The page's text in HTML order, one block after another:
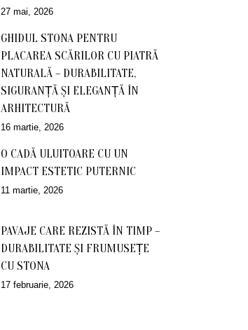
27 mai, 2026
GHIDUL STONA PENTRU
PLACAREA SCĂRILOR CU PIATRĂ
NATURALĂ – DURABILITATE,
SIGURANȚĂ ȘI ELEGANȚĂ ÎN
ARHITECTURĂ
16 martie, 2026
O CADĂ ULUITOARE CU UN
IMPACT ESTETIC PUTERNIC
11 martie, 2026
PAVAJE CARE REZISTĂ ÎN TIMP –
DURABILITATE ȘI FRUMUSEȚE
CU STONA
17 februarie, 2026